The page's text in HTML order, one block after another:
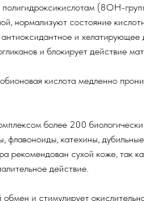
(8ОН-
нормализуют состояние
и хелатирующее
и блокирует действие
кислота медленно
более 200
флавоноиды, катехины,
рекомендован сухой коже, так
действие.
и стимулирует